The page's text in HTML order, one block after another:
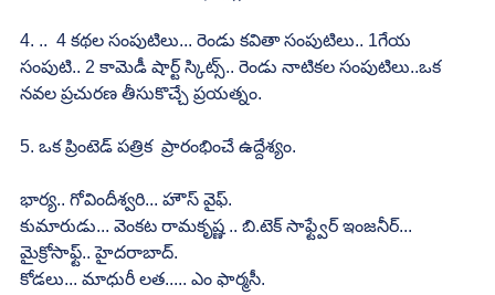
4. ..  4 కథల సంపుటిలు... రెండు కవితా సంపుటిలు.. 1గేయ
సంపుటి.. 2 కామెడీ షార్ట్ స్కిట్స్.. రెండు నాటికల సంపుటిలు..ఒక
నవల ప్రచురణ తీసుకొచ్చే ప్రయత్నం.
5. ఒక ప్రింటెడ్ పత్రిక  ప్రారంభించే ఉద్దేశ్యం.
భార్య.. గోవిందీశ్వరి... హౌస్ వైఫ్.
కుమారుడు... వెంకట రామకృష్ణ .. బి.టెక్ సాఫ్ట్వేర్ ఇంజనీర్...
మైక్రోసాఫ్ట్.. హైదరాబాద్.
కోడలు... మాధురీ లత..... ఎం ఫార్మసీ.